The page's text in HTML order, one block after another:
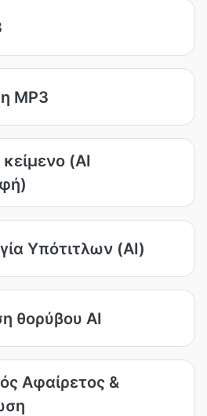
MP3
(AI
Υπότιτλων (AI)
θορύβου AI
Αφαίρετος &